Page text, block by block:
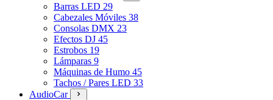
Barras LED 29
Cabezales Móviles 38
Consolas DMX 23
Efectos DJ 45
Estrobos 19
Lámparas 9
Máquinas de Humo 45
Tachos / Pares LED 33
AudioCar